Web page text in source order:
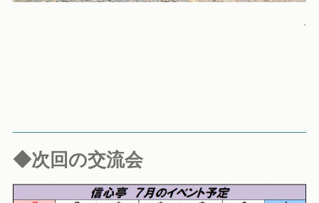
.
◆次回の交流会